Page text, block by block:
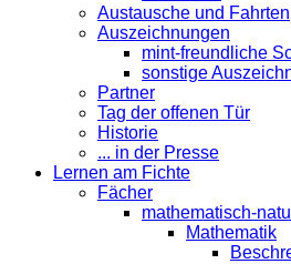
Austausche und Fahrten
Auszeichnungen
mint-freundliche
sonstige
Partner
Tag der offenen Tür
Historie
... in der Presse
Lernen am Fichte
Fächer
mathematisch-
Mathematik